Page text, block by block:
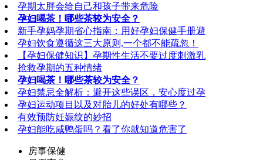
孕期太胖会给自己和孩子带来危险
孕妇喝茶！哪些茶较为安全？
新手孕妈孕期省心指南：用好孕妇保健手册避
孕妇饮食遵循这三大原则,一个都不能疏忽！
【孕妇保健知识】孕期性生活不要过度刺激乳
抢救孕期的五种情绪
孕妇喝茶！哪些茶较为安全？
孕妇禁忌全解析：避开这些误区，安心度过孕
孕妇运动项目以及对胎儿的好处有哪些？
有效预防妊娠纹的妙招
孕妇能吃咸鸭蛋吗？看了你就知道危害了
房事保健